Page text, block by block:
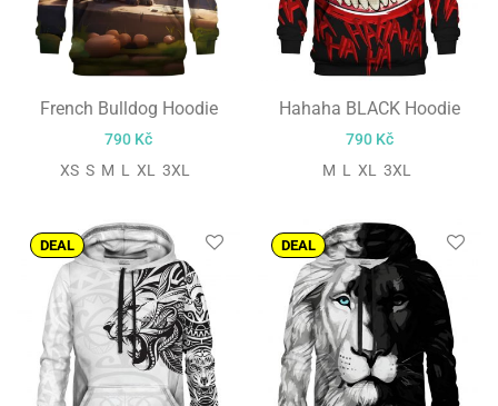
French Bulldog Hoodie
790 Kč
XS S M L XL 3XL
Hahaha BLACK Hoodie
790 Kč
M L XL 3XL
DEAL DEAL